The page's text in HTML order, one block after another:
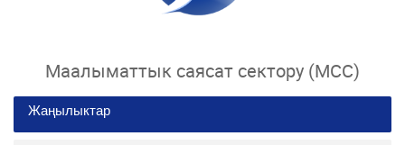
Маалыматтык саясат сектору (МСС)
Жаңылыктар